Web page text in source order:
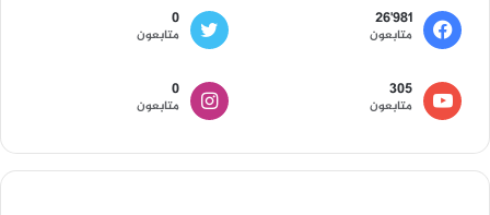
26٬981
متابعون
0
متابعون
305
متابعون
0
متابعون